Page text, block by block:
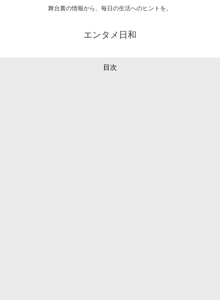
舞台裏の情報から、毎日の生活へのヒントを。
エンタメ日和
目次